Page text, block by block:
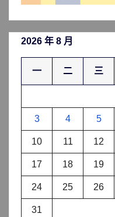
2026 年 8 月
一 二 三
3 4 5
10 11 12
17 18 19
24 25 26
31